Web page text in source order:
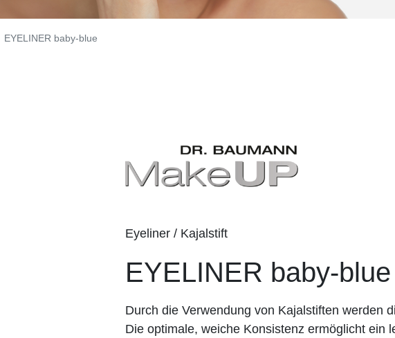
EYELINER baby-blue
Eyeliner / Kajalstift
EYELINER baby-blue
Durch die Verwendung von Kajalstiften werden
Die optimale, weiche Konsistenz ermöglicht ein